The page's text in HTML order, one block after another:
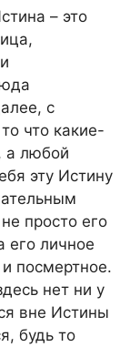
– это
с
что какие-
а любой
эту Истину
просто его
его личное
посмертное.
нет ни у
вне Истины
будь то